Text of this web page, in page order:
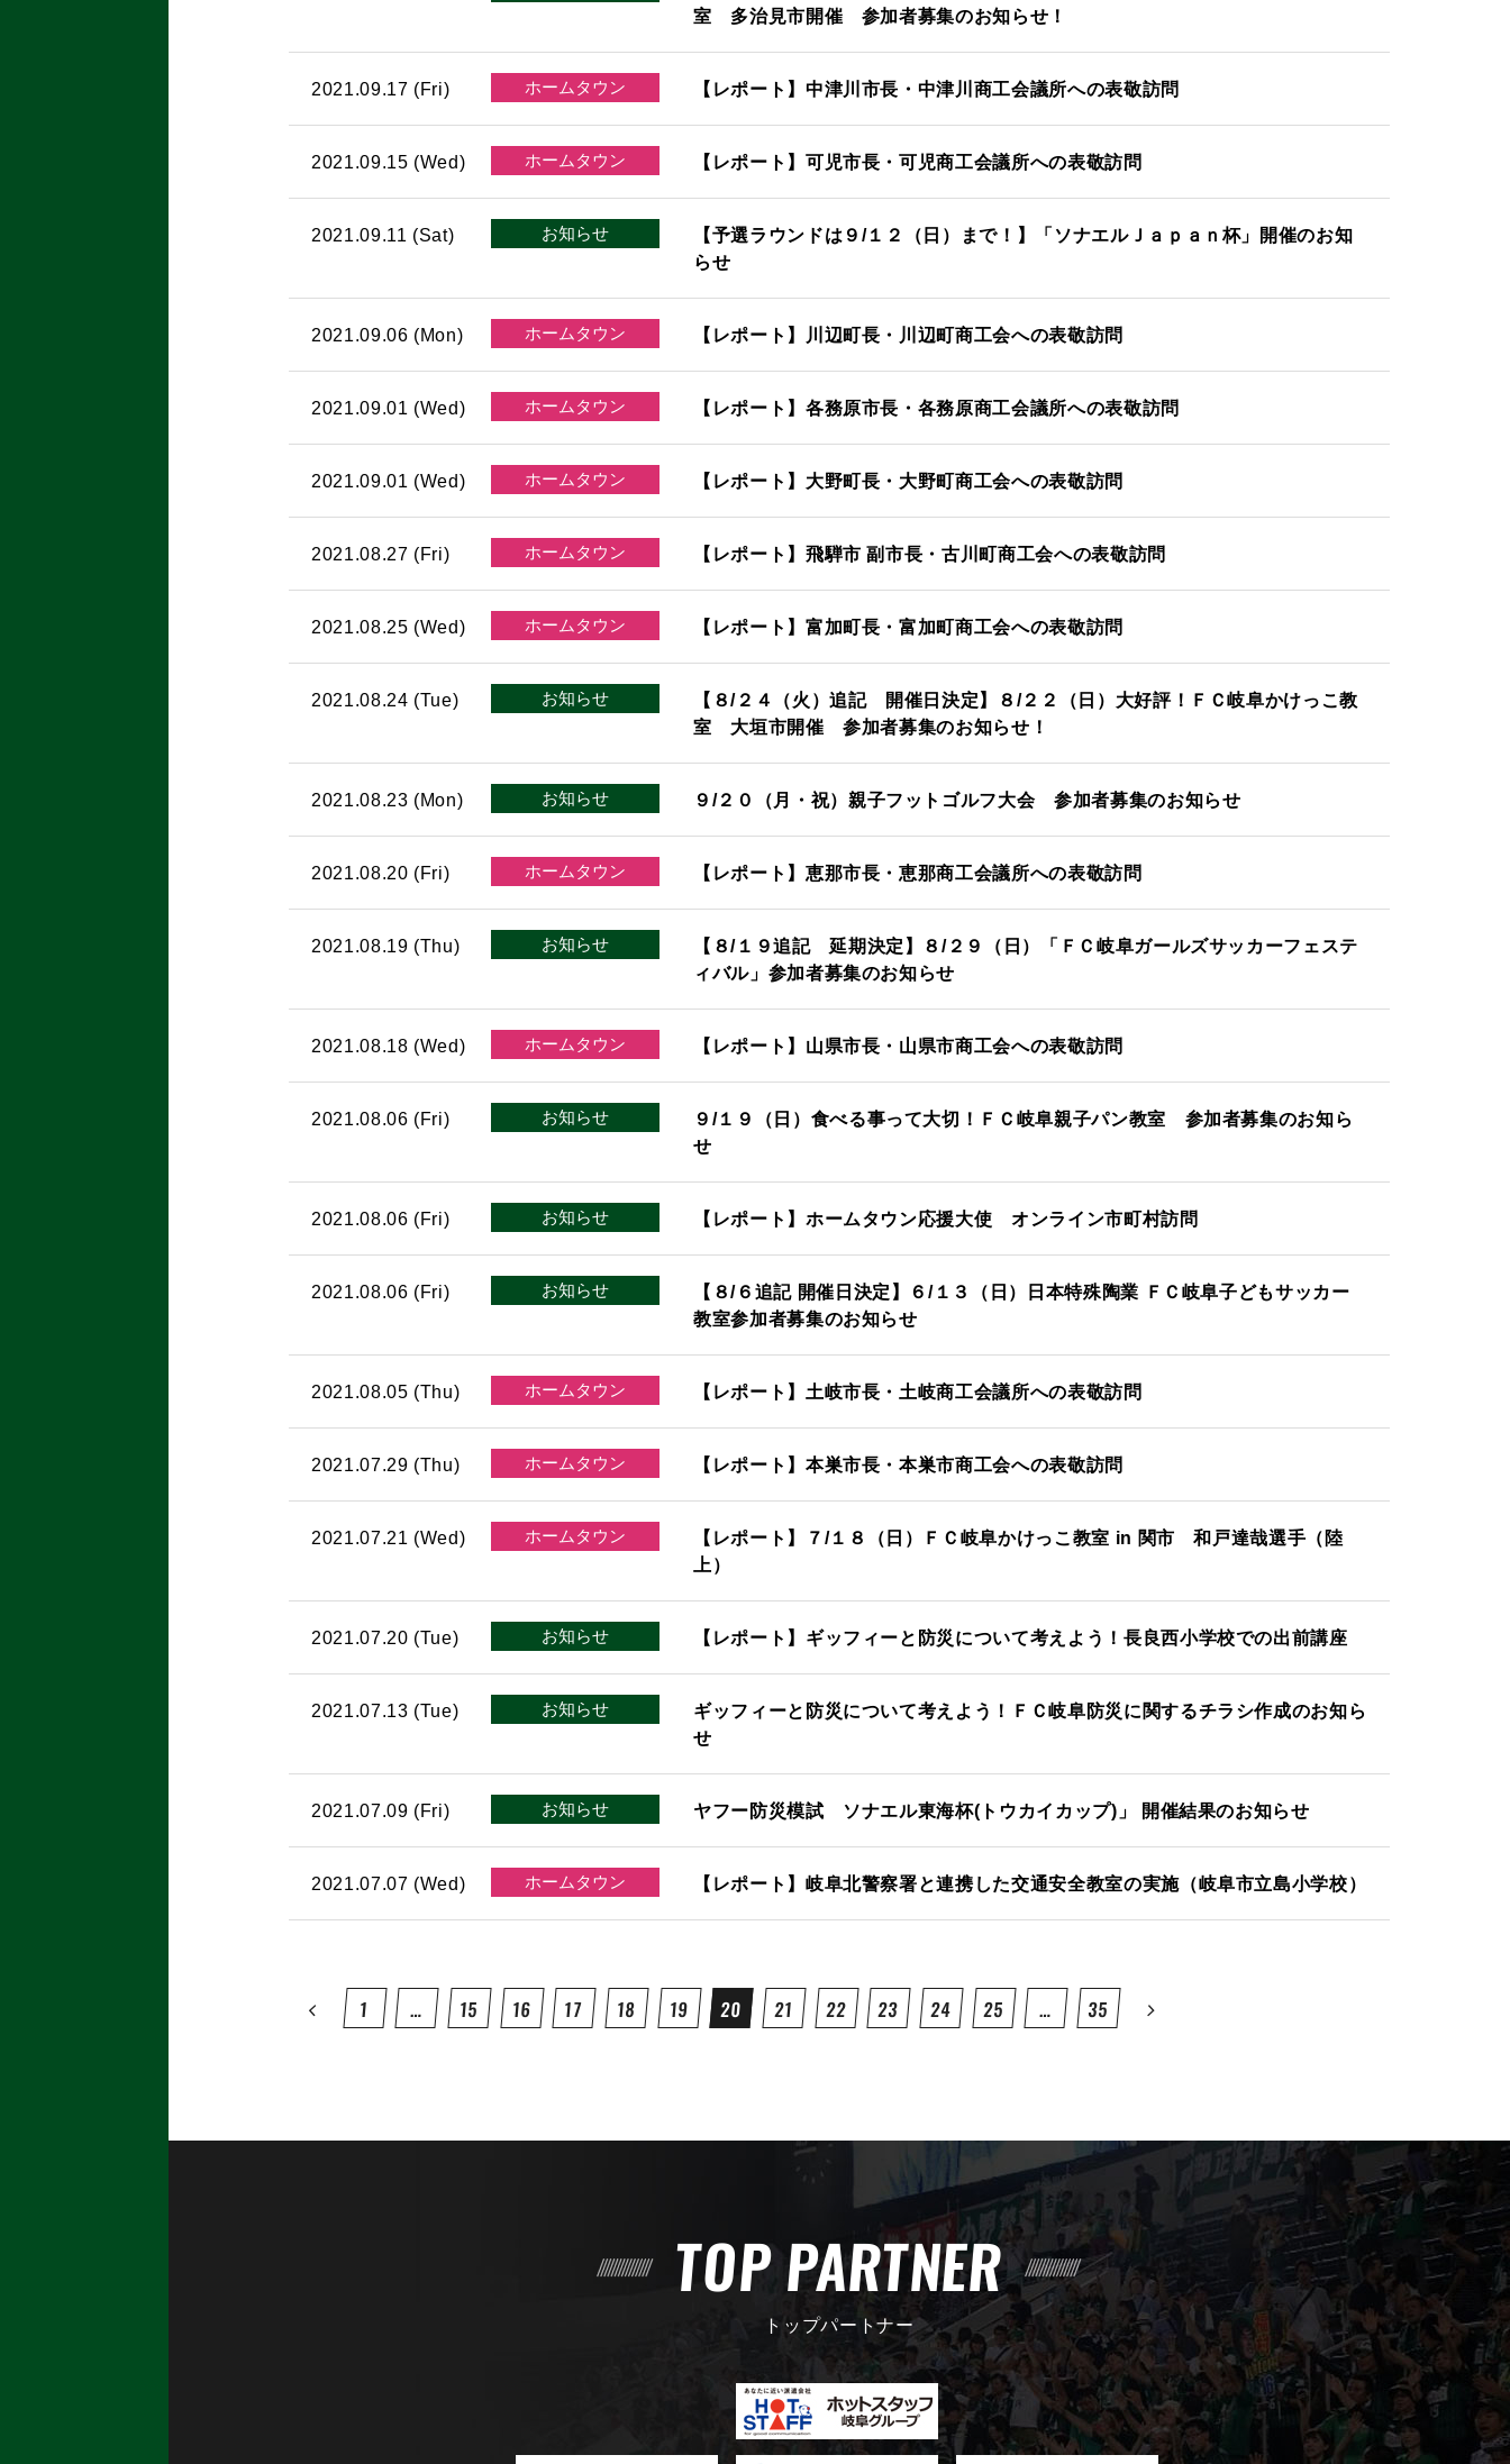
室 多治見市開催 参加者募集のお知らせ！
2021.09.17 (Fri) ホームタウン 【レポート】中津川市長・中津川商工会議所への表敬訪問
2021.09.15 (Wed) ホームタウン 【レポート】可児市長・可児商工会議所への表敬訪問
2021.09.11 (Sat) お知らせ
【予選ラウンドは９/１２（日）まで！】「ソナエルＪａｐａｎ杯」開催のお知
らせ
2021.09.06 (Mon) ホームタウン 【レポート】川辺町長・川辺町商工会への表敬訪問
2021.09.01 (Wed) ホームタウン 【レポート】各務原市長・各務原商工会議所への表敬訪問
2021.09.01 (Wed) ホームタウン 【レポート】大野町長・大野町商工会への表敬訪問
2021.08.27 (Fri) ホームタウン 【レポート】飛騨市 副市長・古川町商工会への表敬訪問
2021.08.25 (Wed) ホームタウン 【レポート】富加町長・富加町商工会への表敬訪問
2021.08.24 (Tue) お知らせ
【８/２４（火）追記 開催日決定】８/２２（日）大好評！ＦＣ岐阜かけっこ教
室 大垣市開催 参加者募集のお知らせ！
2021.08.23 (Mon) お知らせ ９/２０（月・祝）親子フットゴルフ大会 参加者募集のお知らせ
2021.08.20 (Fri) ホームタウン 【レポート】恵那市長・恵那商工会議所への表敬訪問
2021.08.19 (Thu) お知らせ
【８/１９追記 延期決定】８/２９（日）「ＦＣ岐阜ガールズサッカーフェステ
ィバル」参加者募集のお知らせ
2021.08.18 (Wed) ホームタウン 【レポート】山県市長・山県市商工会への表敬訪問
2021.08.06 (Fri) お知らせ
９/１９（日）食べる事って大切！ＦＣ岐阜親子パン教室 参加者募集のお知ら
せ
2021.08.06 (Fri) お知らせ 【レポート】ホームタウン応援大使 オンライン市町村訪問
2021.08.06 (Fri) お知らせ
【８/６追記 開催日決定】６/１３（日）日本特殊陶業 ＦＣ岐阜子どもサッカー
教室参加者募集のお知らせ
2021.08.05 (Thu) ホームタウン 【レポート】土岐市長・土岐商工会議所への表敬訪問
2021.07.29 (Thu) ホームタウン 【レポート】本巣市長・本巣市商工会への表敬訪問
2021.07.21 (Wed) ホームタウン
【レポート】７/１８（日）ＦＣ岐阜かけっこ教室 in 関市 和戸達哉選手（陸
上）
2021.07.20 (Tue) お知らせ 【レポート】ギッフィーと防災について考えよう！長良西小学校での出前講座
2021.07.13 (Tue) お知らせ
ギッフィーと防災について考えよう！ＦＣ岐阜防災に関するチラシ作成のお知ら
せ
2021.07.09 (Fri) お知らせ ヤフー防災模試 ソナエル東海杯(トウカイカップ)」 開催結果のお知らせ
2021.07.07 (Wed) ホームタウン 【レポート】岐阜北警察署と連携した交通安全教室の実施（岐阜市立島小学校）
1 … 15 16 17 18 19 20 21 22 23 24 25 … 35
TOP PARTNER
トップパートナー